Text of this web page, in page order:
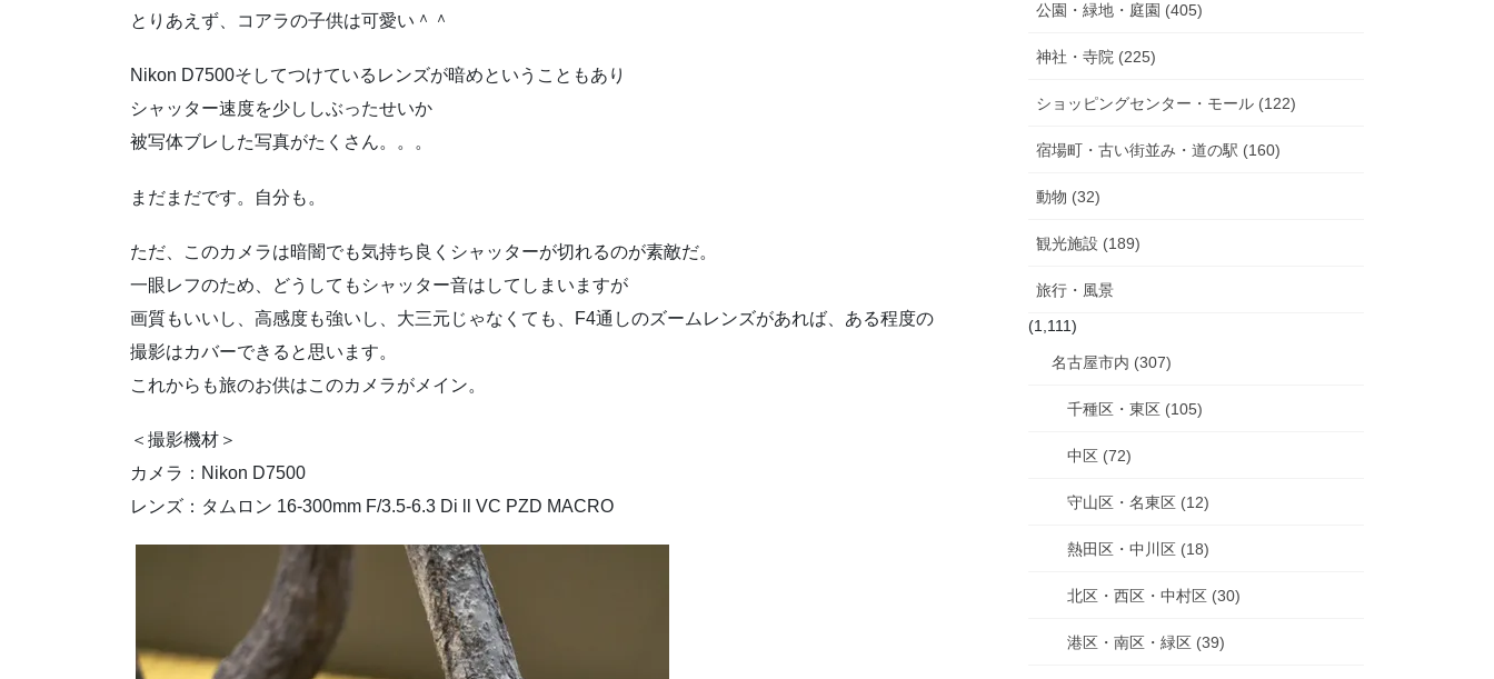
とりあえず、コアラの子供は可愛い＾＾
Nikon D7500そしてつけているレンズが暗めということもあり
シャッター速度を少ししぶったせいか
被写体ブレした写真がたくさん。。。
まだまだです。自分も。
ただ、このカメラは暗闇でも気持ち良くシャッターが切れるのが素敵だ。
一眼レフのため、どうしてもシャッター音はしてしまいますが
画質もいいし、高感度も強いし、大三元じゃなくても、F4通しのズームレンズがあれば、ある程度の
撮影はカバーできると思います。
これからも旅のお供はこのカメラがメイン。
＜撮影機材＞
カメラ：Nikon D7500
レンズ：タムロン 16-300mm F/3.5-6.3 Di ll VC PZD MACRO
公園・緑地・庭園 (405)
神社・寺院 (225)
ショッピングセンター・モール (122)
宿場町・古い街並み・道の駅 (160)
動物 (32)
観光施設 (189)
旅行・風景
(1,111)
名古屋市内 (307)
千種区・東区 (105)
中区 (72)
守山区・名東区 (12)
熱田区・中川区 (18)
北区・西区・中村区 (30)
港区・南区・緑区 (39)